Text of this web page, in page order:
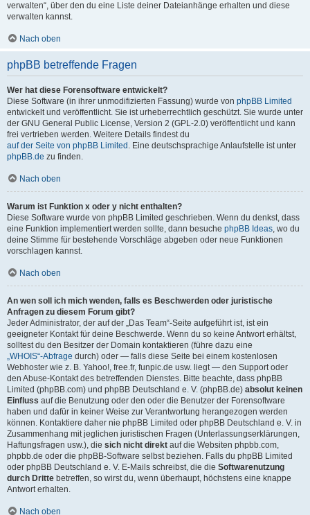
verwalten“, über den du eine Liste deiner Dateianhänge erhalten und diese
verwalten kannst.
Nach oben
phpBB betreffende Fragen
Wer hat diese Forensoftware entwickelt?
Diese Software (in ihrer unmodifizierten Fassung) wurde von phpBB Limited
entwickelt und veröffentlicht. Sie ist urheberrechtlich geschützt. Sie wurde unter
der GNU General Public License, Version 2 (GPL-2.0) veröffentlicht und kann
frei vertrieben werden. Weitere Details findest du
auf der Seite von phpBB Limited . Eine deutschsprachige Anlaufstelle ist unter
phpBB.de zu finden.
Nach oben
Warum ist Funktion x oder y nicht enthalten?
Diese Software wurde von phpBB Limited geschrieben. Wenn du denkst, dass
eine Funktion implementiert werden sollte, dann besuche phpBB Ideas, wo du
deine Stimme für bestehende Vorschläge abgeben oder neue Funktionen
vorschlagen kannst.
Nach oben
An wen soll ich mich wenden, falls es Beschwerden oder juristische
Anfragen zu diesem Forum gibt?
Jeder Administrator, der auf der „Das Team“-Seite aufgeführt ist, ist ein
geeigneter Kontakt für deine Beschwerde. Wenn du so keine Antwort erhältst,
solltest du den Besitzer der Domain kontaktieren (führe dazu eine
„WHOIS“-Abfrage durch) oder — falls diese Seite bei einem kostenlosen
Webhoster wie z. B. Yahoo!, free.fr, funpic.de usw. liegt — den Support oder
den Abuse-Kontakt des betreffenden Dienstes. Bitte beachte, dass phpBB
Limited (phpBB.com) und phpBB Deutschland e. V. (phpBB.de) absolut keinen
Einfluss auf die Benutzung oder den oder die Benutzer der Forensoftware
haben und dafür in keiner Weise zur Verantwortung herangezogen werden
können. Kontaktiere daher nie phpBB Limited oder phpBB Deutschland e. V. in
Zusammenhang mit jeglichen juristischen Fragen (Unterlassungserklärungen,
Haftungsfragen usw.), die sich nicht direkt auf die Websiten phpbb.com,
phpbb.de oder die phpBB-Software selbst beziehen. Falls du phpBB Limited
oder phpBB Deutschland e. V. E-Mails schreibst, die die Softwarenutzung
durch Dritte betreffen, so wirst du, wenn überhaupt, höchstens eine knappe
Antwort erhalten.
Nach oben